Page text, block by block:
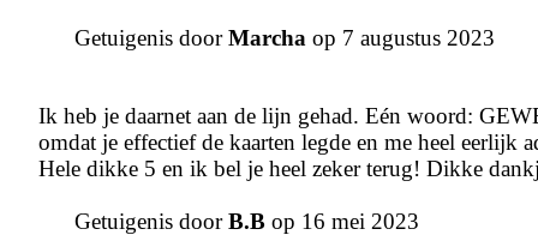
Getuigenis doorMarcha op 7 augustus 2023
Ik heb je daarnet aan de lijn gehad. Eén woord:
omdat je effectief de kaarten legde en me heel eerlijk
Hele dikke 5 en ik bel je heel zeker terug! Dikke
Getuigenis doorB.B op 16 mei 2023